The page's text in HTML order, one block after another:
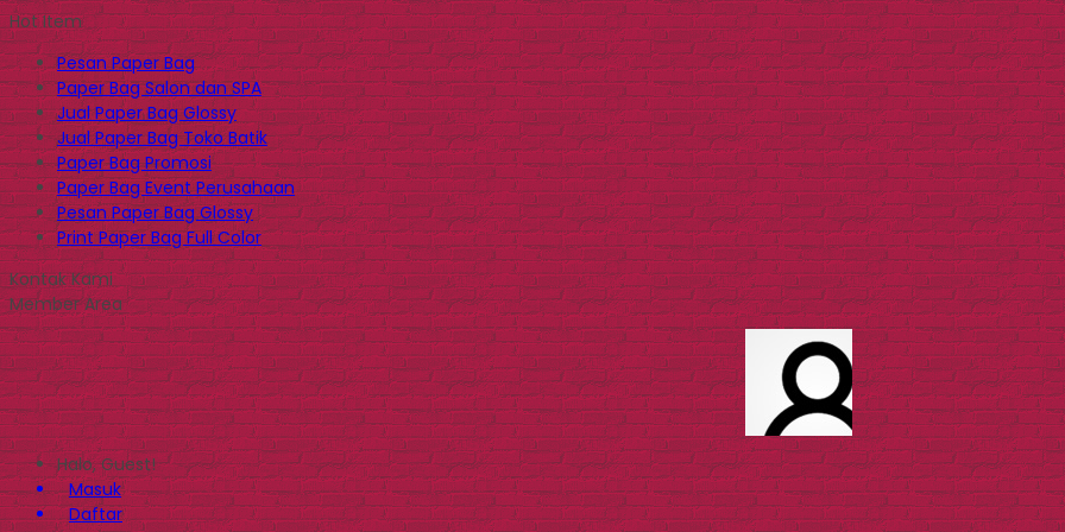
Hot Item
Pesan Paper Bag
Paper Bag Salon dan SPA
Jual Paper Bag Glossy
Jual Paper Bag Toko Batik
Paper Bag Promosi
Paper Bag Event Perusahaan
Pesan Paper Bag Glossy
Print Paper Bag Full Color
Kontak Kami
Member Area
Halo, Guest!
Masuk
Daftar